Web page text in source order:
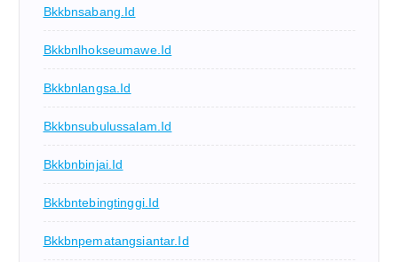
Bkkbnsabang.id
Bkkbnlhokseumawe.id
Bkkbnlangsa.id
Bkkbnsubulussalam.id
Bkkbnbinjai.id
Bkkbntebingtinggi.id
Bkkbnpematangsiantar.id